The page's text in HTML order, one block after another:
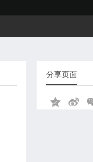
分享页面